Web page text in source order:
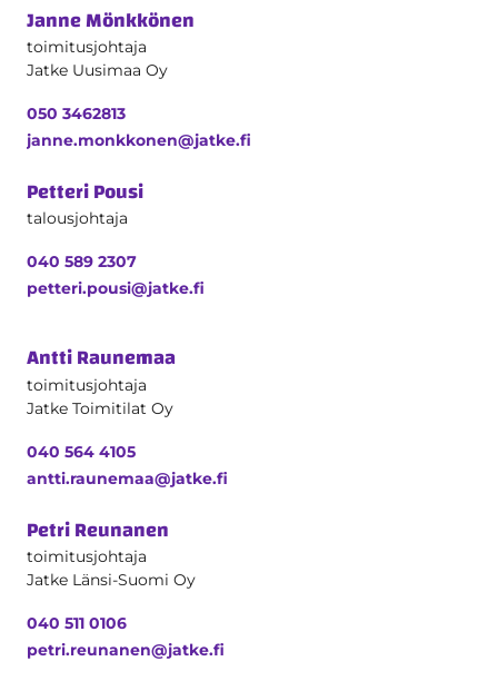
Janne Mönkkönen
toimitusjohtaja
Jatke Uusimaa Oy
050 3462813
janne.monkkonen@jatke.fi
Petteri Pousi
talousjohtaja
040 589 2307
petteri.pousi@jatke.fi
Antti Raunemaa
toimitusjohtaja
Jatke Toimitilat Oy
040 564 4105
antti.raunemaa@jatke.fi
Petri Reunanen
toimitusjohtaja
Jatke Länsi-Suomi Oy
040 511 0106
petri.reunanen@jatke.fi